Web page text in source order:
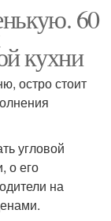
60
кухни
остро стоит
угловой
о его
на